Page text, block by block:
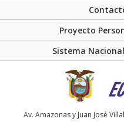
Proyecto
Sistema
Av. Amazonas y Juan José